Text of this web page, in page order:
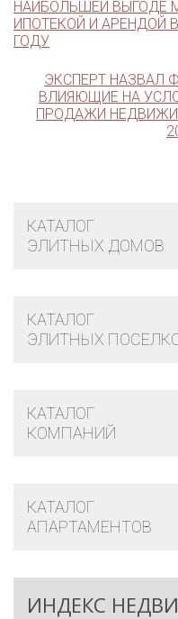
НАИБОЛЬШЕЙ ВЫГОДЕ
ИПОТЕКОЙ И АРЕНДОЙ
ГОДУ
ЭКСПЕРТ НАЗВАЛ
ВЛИЯЮЩИЕ НА
ПРОДАЖИ
КАТАЛОГ
ЭЛИТНЫХ ДОМОВ
КАТАЛОГ
ЭЛИТНЫХ
КАТАЛОГ
КОМПАНИЙ
КАТАЛОГ
АПАРТАМЕНТОВ
ИНДЕКС